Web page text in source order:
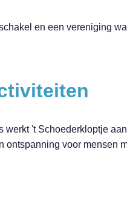
en een vereniging
werkt 't Schoederkloptje
ontspanning voor mensen